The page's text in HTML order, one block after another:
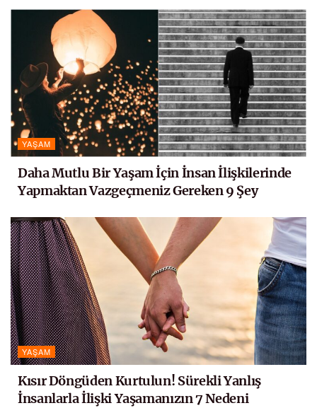
YAŞAM
Daha Mutlu Bir Yaşam İçin İnsan İlişkilerinde
Yapmaktan Vazgeçmeniz Gereken 9 Şey
YAŞAM
Kısır Döngüden Kurtulun! Sürekli Yanlış
İnsanlarla İlişki Yaşamanızın 7 Nedeni